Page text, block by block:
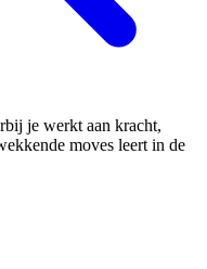
je werkt aan kracht,
moves leert in de